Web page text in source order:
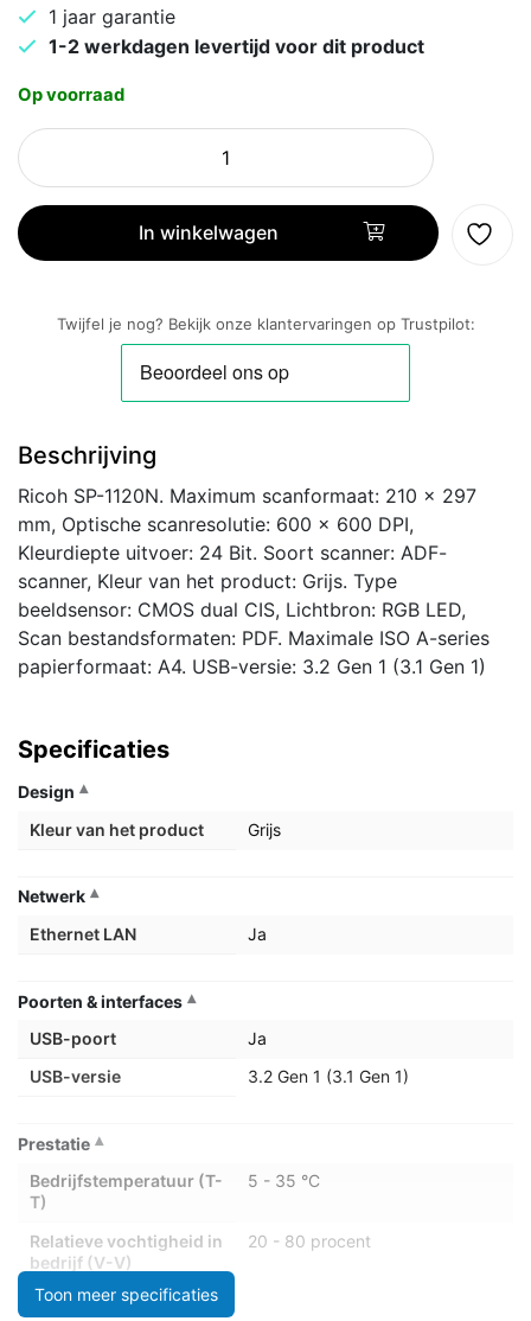
1 jaar garantie
1-2 werkdagen levertijd voor dit product
Op voorraad
Ricoh
SP-
ADF-
scanner
aantal
In winkelwagen
Twijfel je nog? Bekijk onze klantervaringen op Trustpilot:
Beschrijving
Ricoh SP-1120N. Maximum scanformaat: 210 x 297
mm, Optische scanresolutie: 600 x 600 DPI,
Kleurdiepte uitvoer: 24 Bit. Soort scanner: ADF-
scanner, Kleur van het product: Grijs. Type
beeldsensor: CMOS dual CIS, Lichtbron: RGB LED,
Scan bestandsformaten: PDF. Maximale ISO A-series
papierformaat: A4. USB-versie: 3.2 Gen 1 (3.1 Gen 1)
Specificaties
Design
Kleur van het product
Grijs
Netwerk
Ethernet LAN
Ja
Poorten & interfaces
USB-poort
Ja
USB-versie
3.2 Gen 1 (3.1 Gen 1)
Prestatie
Bedrijfstemperatuur (T-
T)
5 - 35 °C
Relatieve vochtigheid in
bedrijf (V-V)
20 - 80 procent
Toon meer specificaties